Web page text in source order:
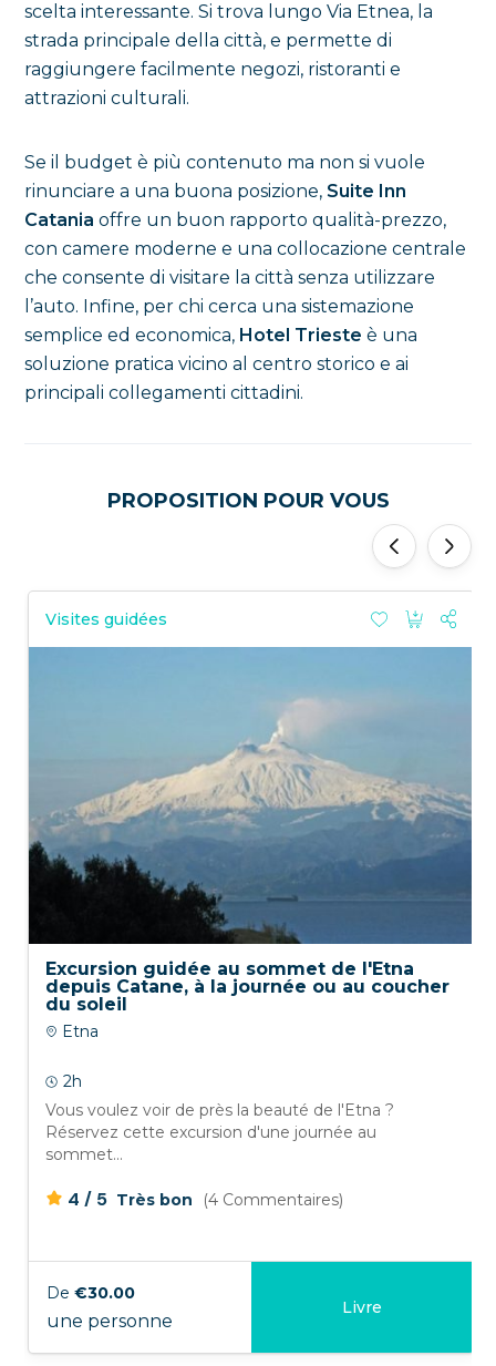
scelta interessante. Si trova lungo Via Etnea, la
strada principale della città, e permette di
raggiungere facilmente negozi, ristoranti e
attrazioni culturali.
Se il budget è più contenuto ma non si vuole
rinunciare a una buona posizione, Suite Inn
Catania offre un buon rapporto qualità-prezzo,
con camere moderne e una collocazione centrale
che consente di visitare la città senza utilizzare
l’auto. Infine, per chi cerca una sistemazione
semplice ed economica, Hotel Trieste è una
soluzione pratica vicino al centro storico e ai
principali collegamenti cittadini.
PROPOSITION POUR VOUS
Visites guidées
Excursion guidée au sommet de l'Etna
depuis Catane, à la journée ou au coucher
du soleil
Etna
2h
Vous voulez voir de près la beauté de l'Etna ?
Réservez cette excursion d'une journée au
sommet...
4 / 5 Très bon (4 Commentaires)
De €30.00
une personne
Livre
'